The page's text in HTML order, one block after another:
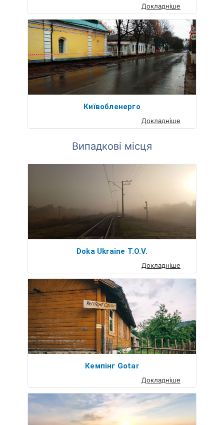
Докладніше
Київобленерго
Докладніше
Випадкові місця
Doka Ukraine T.O.V.
Докладніше
Кемпінг Gotar
Докладніше